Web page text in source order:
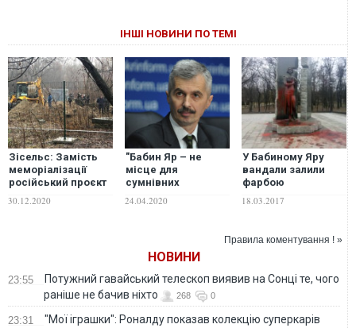
ІНШІ НОВИНИ ПО ТЕМІ
Зісельс: Замість
меморіалізації
російський проєкт
спричинив
вандалізм у
30.12.2020
"Бабин Яр – не
місце для
сумнівних
проєктів", – голова
ОУН про стрічку
24.04.2020
У Бабиному Яру
вандали залили
фарбою
пам'ятник Олені
18.03.2017
Правила коментування ! »
НОВИНИ
23:55
Потужний гавайський телескоп виявив на Сонці те, чого
раніше не бачив ніхто
268 0
23:31
"Мої іграшки": Роналду показав колекцію суперкарів